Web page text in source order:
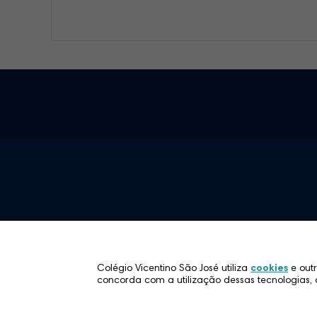
Colégio Vicentino São José utiliza cookies e
concorda com a utilização dessas